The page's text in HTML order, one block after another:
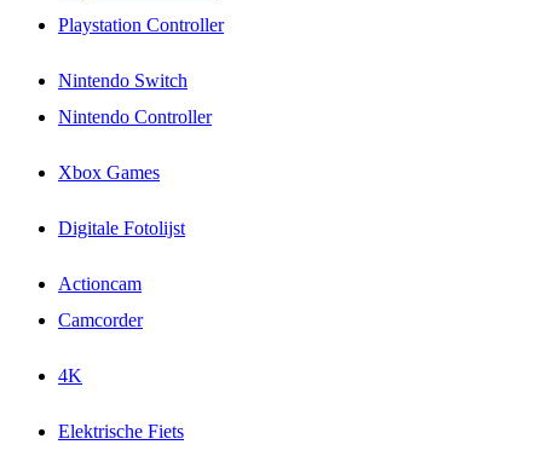
Playstation Controller
Nintendo Switch
Nintendo Controller
Xbox Games
Digitale Fotolijst
Actioncam
Camcorder
4K
Elektrische Fiets